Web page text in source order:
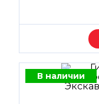
В наличии